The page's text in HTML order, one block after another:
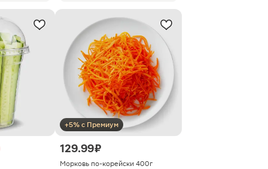
+5% с Премиум
129.99 ₽
Морковь по-корейски 400г